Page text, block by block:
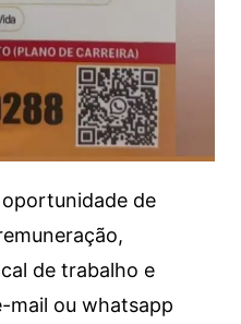
de
de trabalho e
mail ou whatsapp